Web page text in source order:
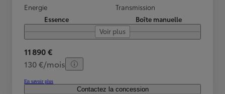
Energie
Essence
Transmission
Boîte manuelle
Voir plus
11 890 €
130 €/mois
En savoir plus
Contactez la concession